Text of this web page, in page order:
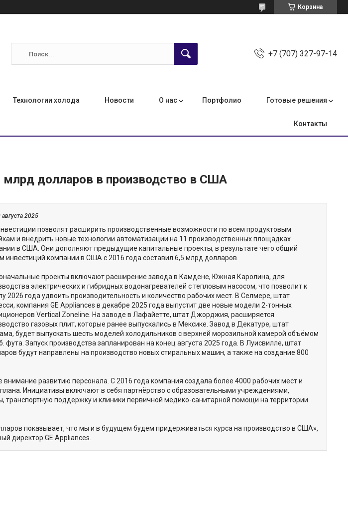
Корзина
+7 (707) 327-97-14
Технологии холода Новости О нас Портфолио Готовые решения
Контакты
млрд долларов в производство в США
августа 2025
позволят расширить производственные возможности по всем продуктовым
и внедрить новые технологии автоматизации на 11 производственных площадках
в США. Они дополняют предыдущие капитальные проекты, в результате чего общий
инвестиций компании в США с 2016 года составил 6,5 млрд долларов.
проекты включают расширение завода в Камдене, Южная Каролина, для
электрических и гибридных водонагревателей с тепловым насосом, что позволит к
2026 года удвоить производительность и количество рабочих мест. В Селмере, штат
компания GE Appliances в декабре 2025 года выпустит две новые модели 2-тонных
Vertical Zoneline. На заводе в Лафайетте, штат Джорджия, расширяется
газовых плит, которые ранее выпускались в Мексике. Завод в Декатуре, штат
будет выпускать шесть моделей холодильников с верхней морозильной камерой объёмом
фута. Запуск производства запланирован на конец августа 2025 года. В Луисвилле, штат
будут направлены на производство новых стиральных машин, а также на создание 800
внимание развитию персонала. С 2016 года компания создала более 4000 рабочих мест и
Инициативы включают в себя партнёрство с образовательными учреждениями,
транспортную поддержку и клиники первичной медико-санитарной помощи на территории
показывает, что мы и в будущем будем придерживаться курса на производство в США»,
директор GE Appliances.